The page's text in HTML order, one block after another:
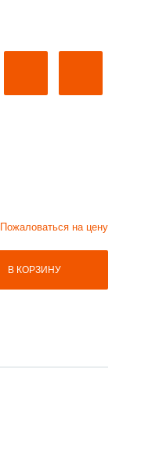
Пожаловаться на цену
В КОРЗИНУ